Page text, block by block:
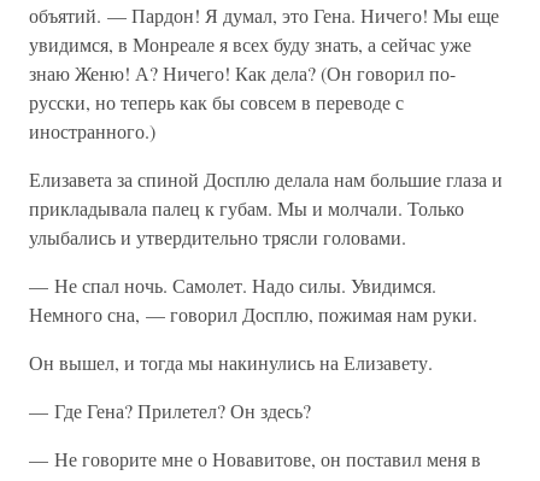
объятий. — Пардон! Я думал, это Гена. Ничего! Мы еще
увидимся, в Монреале я всех буду знать, а сейчас уже
знаю Женю! А? Ничего! Как дела? (Он говорил по-
русски, но теперь как бы совсем в переводе с
иностранного.)
Елизавета за спиной Досплю делала нам большие глаза и
прикладывала палец к губам. Мы и молчали. Только
улыбались и утвердительно трясли головами.
— Не спал ночь. Самолет. Надо силы. Увидимся.
Немного сна, — говорил Досплю, пожимая нам руки.
Он вышел, и тогда мы накинулись на Елизавету.
— Где Гена? Прилетел? Он здесь?
— Не говорите мне о Новавитове, он поставил меня в